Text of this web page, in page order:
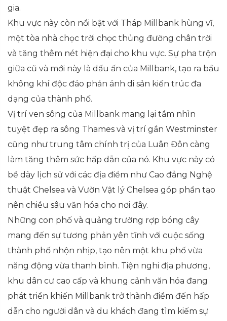
gia.
Khu vực này còn nổi bật với Tháp Millbank hùng vĩ,
một tòa nhà chọc trời chọc thủng đường chân trời
và tăng thêm nét hiện đại cho khu vực. Sự pha trộn
giữa cũ và mới này là dấu ấn của Millbank, tạo ra bầu
không khí độc đáo phản ánh di sản kiến trúc đa
dạng của thành phố.
Vị trí ven sông của Millbank mang lại tầm nhìn
tuyệt đẹp ra sông Thames và vị trí gần Westminster
cũng như trung tâm chính trị của Luân Đôn càng
làm tăng thêm sức hấp dẫn của nó. Khu vực này có
bề dày lịch sử với các địa điểm như Cao đẳng Nghệ
thuật Chelsea và Vườn Vật lý Chelsea góp phần tạo
nên chiều sâu văn hóa cho nơi đây.
Những con phố và quảng trường rợp bóng cây
mang đến sự tương phản yên tĩnh với cuộc sống
thành phố nhộn nhịp, tạo nên một khu phố vừa
năng động vừa thanh bình. Tiện nghi địa phương,
khu dân cư cao cấp và khung cảnh văn hóa đang
phát triển khiến Millbank trở thành điểm đến hấp
dẫn cho người dân và du khách đang tìm kiếm sự